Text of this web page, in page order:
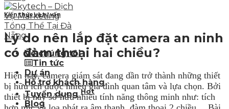
Về chúng tôi
Tin tức
Dự án
Hỗ trợ khách hàng
Tuyển dụngHot
Blog
Kiến thức và tư vấn
Lý do nên lắp đặt camera an ninh
có đàm thoại hai chiều?
Hiện nay, camera giám sát đang dần trở thành những thiết
bị hữu ích được nhiều gia đình quan tâm và lựa chọn. Bởi
thiết bị này sở hữu nhiều tính năng thông minh như: tích